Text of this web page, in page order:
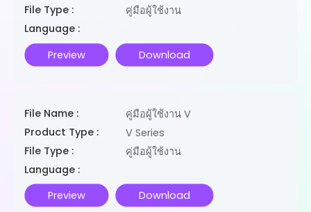
File Type :
คู่มือผู้ใช้งาน
Language :
Preview
Download
File Name :
คู่มือผู้ใช้งาน V
Product Type :
V Series
File Type :
คู่มือผู้ใช้งาน
Language :
Preview
Download